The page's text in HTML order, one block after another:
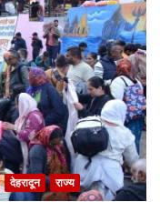
देहरादून राज्य